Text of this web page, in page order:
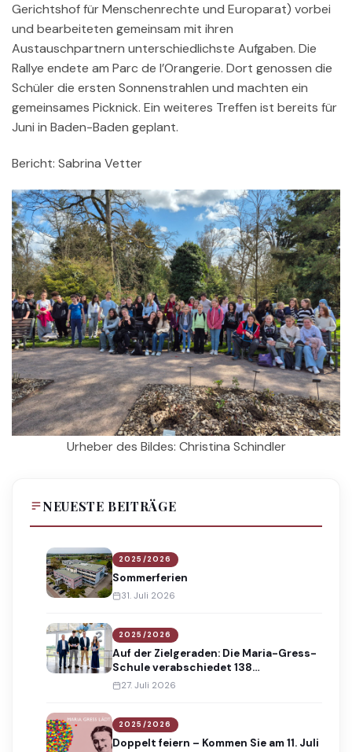
Gerichtshof für Menschenrechte und Europarat) vorbei
und bearbeiteten gemeinsam mit ihren
Austauschpartnern unterschiedlichste Aufgaben. Die
Rallye endete am Parc de l’Orangerie. Dort genossen die
Schüler die ersten Sonnenstrahlen und machten ein
gemeinsames Picknick. Ein weiteres Treffen ist bereits für
Juni in Baden-Baden geplant.
Bericht: Sabrina Vetter
Urheber des Bildes: Christina Schindler
NEUESTE BEITRÄGE
2025/2026
Sommerferien
31. Juli 2026
2025/2026
Auf der Zielgeraden: Die Maria-Gress-
Schule verabschiedet 138
Absolventinnen und Absolventen
27. Juli 2026
2025/2026
Doppelt feiern – Kommen Sie am 11. Juli